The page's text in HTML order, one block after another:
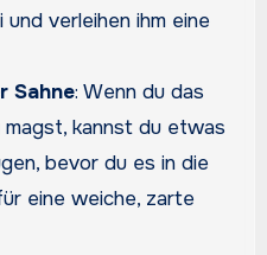
verleihen ihm eine
Sahne: Wenn du das
kannst du etwas
bevor du es in die
eine weiche, zarte